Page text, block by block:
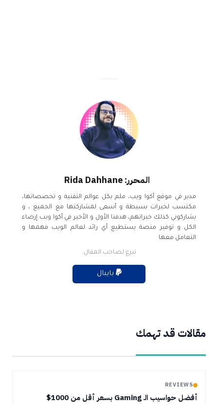
المحرر: Rida Dahhane
مدير في موقع أكوا ويب، ملم بكل عوالم التقنية و تخصصاتها،
مكتسب لخبرات بسيطة و أسعى لمشاركتها مع الجميع ، و
يشاركوني كذلك خبراتهم، هدفنا الأول و الأخير في أكوا ويب إرضاء
الكل و توفير منصة يستطيع أي رائد لعالم الويب فهمها و
التعامل معها
تبرع لصاحب المقال:
مقالات قد تهمك
REVIEWS
أفضل حواسيب الـ Gaming بسعر أقل من 1000$